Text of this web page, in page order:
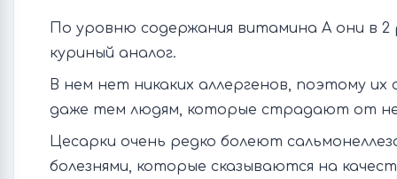
По уровню содержания витамина А они в 2
куриный аналог.
В нем нет никаких аллергенов, поэтому
даже тем людям, которые страдают от
Цесарки очень редко болеют
болезнями, которые сказываются на